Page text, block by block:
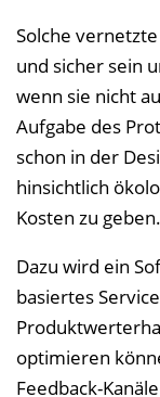
Solche
und sicher sein
wenn sie nicht
Aufgabe des
schon in der
hinsichtlich
Kosten zu geben.
Dazu wird ein
basiertes
optimieren
Feedback-